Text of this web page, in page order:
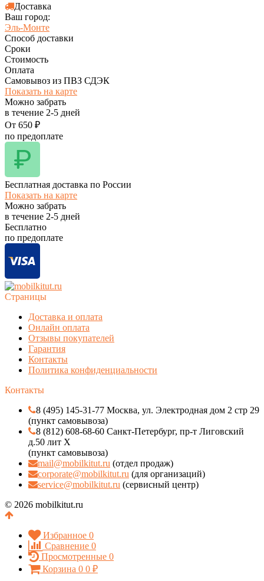
Доставка
Ваш город:
Эль-Монте
Способ доставки
Сроки
Стоимость
Оплата
Самовывоз из ПВЗ СДЭК
Показать на карте
Можно забрать
в течение 2-5 дней
От 650 ₽
по предоплате
Бесплатная доставка по России
Показать на карте
Можно забрать
в течение 2-5 дней
Бесплатно
по предоплате
Страницы
Доставка и оплата
Онлайн оплата
Отзывы покупателей
Гарантия
Контакты
Политика конфиденциальности
Контакты
8 (495) 145-31-77 Москва, ул. Электродная дом 2 стр 29
(пункт самовывоза)
8 (812) 608-68-60 Санкт-Петербург, пр-т Лиговский
д.50 лит Х
(пункт самовывоза)
mail@mobilkitut.ru (отдел продаж)
corporate@mobilkitut.ru (для организаций)
service@mobilkitut.ru (сервисный центр)
© 2026 mobilkitut.ru
Избранное 0
Сравнение 0
Просмотренные 0
Корзина 0 0 ₽